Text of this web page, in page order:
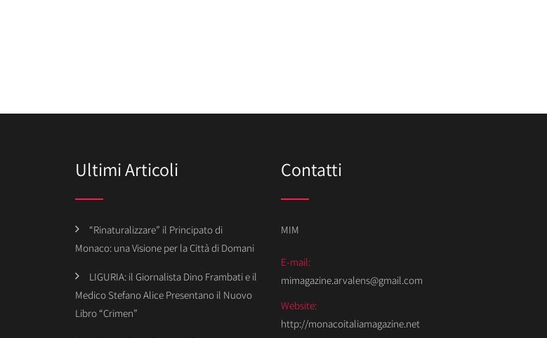
Ultimi Articoli
“Rinaturalizzare” il Principato di
Monaco: una Visione per la Città di Domani
LIGURIA: il Giornalista Dino Frambati e il
Medico Stefano Alice Presentano il Nuovo
Libro “Crimen”
Contatti
MIM
E-mail:
mimagazine.arvalens@gmail.com
Website:
http://monacoitaliamagazine.net